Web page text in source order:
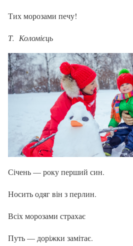
Тих морозами печу!
Т. Коломієць
Січень — року перший син.
Носить одяг він з перлин.
Всіх морозами страхає
Путь — доріжки замітає.